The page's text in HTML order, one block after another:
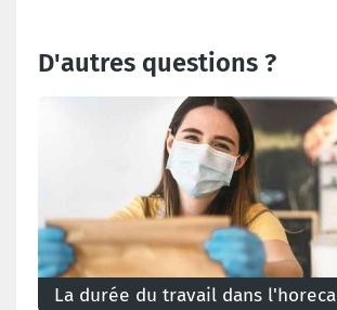
D'autres questions ?
La durée du travail dans l'horeca